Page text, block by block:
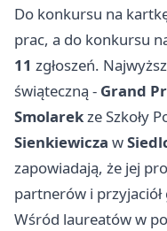
Do konkursu na
prac, a do konkursu
11 zgłoszeń.
świąteczną - Grand
Smolarekze Szkoły
Sienkiewicza w
zapowiadają, że jej
partnerów i przyjaciół
Wśród laureatów w